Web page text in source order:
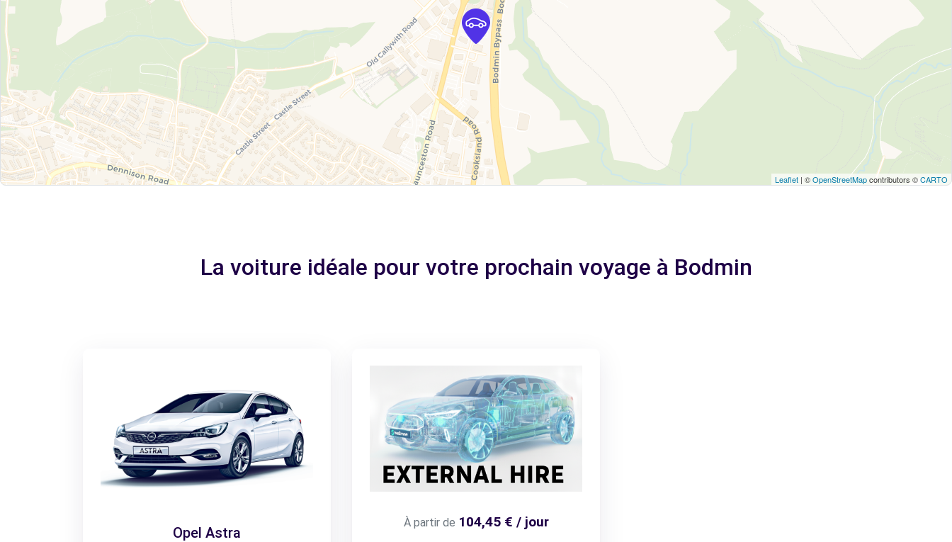
Leaflet | ©OpenStreetMapcontributors ©CARTO
La voiture idéale pour votre prochain voyage à Bodmin
Opel Astra
À partir de 104,45 € / jour